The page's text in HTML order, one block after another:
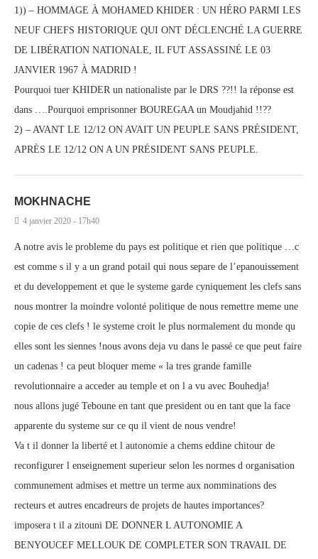
1)) – HOMMAGE À MOHAMED KHIDER : UN HÉRO PARMI LES
NEUF CHEFS HISTORIQUE QUI ONT DÉCLENCHÉ LA GUERRE
DE LIBÉRATION NATIONALE, IL FUT ASSASSINÉ LE 03
JANVIER 1967 À MADRID !
Pourquoi tuer KHIDER un nationaliste par le DRS ??!! la réponse est
dans ….Pourquoi emprisonner BOUREGAA un Moudjahid !!??
2) – AVANT LE 12/12 ON AVAIT UN PEUPLE SANS PRÉSIDENT,
APRÈS LE 12/12 ON A UN PRÉSIDENT SANS PEUPLE.
MOKHNACHE
4 janvier 2020 - 17h40
A notre avis le probleme du pays est politique et rien que politique …c
est comme s il y a un grand potail qui nous separe de l’epanouissement
et du developpement et que le systeme garde cyniquement les clefs sans
nous montrer la moindre volonté politique de nous remettre meme une
copie de ces clefs ! le systeme croit le plus normalement du monde qu
elles sont les siennes !nous avons deja vu dans le passé ce que peut faire
un cadenas ! ca peut bloquer meme « la tres grande famille
revolutionnaire a acceder au temple et on l a vu avec Bouhedja!
nous allons jugé Teboune en tant que president ou en tant que la face
apparente du systeme sur ce qu il vient de nous vendre!
Va t il donner la liberté et l autonomie a chems eddine chitour de
reconfigurer l enseignement superieur selon les normes d organisation
communement admises et mettre un terme aux nomminations des
recteurs et autres encadreurs de projets de hautes importances?
imposera t il a zitouni DE DONNER L AUTONOMIE A
BENYOUCEF MELLOUK DE COMPLETER SON TRAVAIL DE